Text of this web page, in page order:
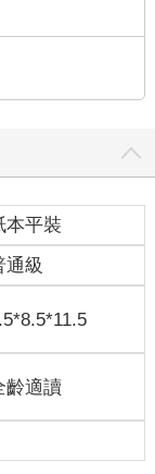
本平裝
通級
齡適讀